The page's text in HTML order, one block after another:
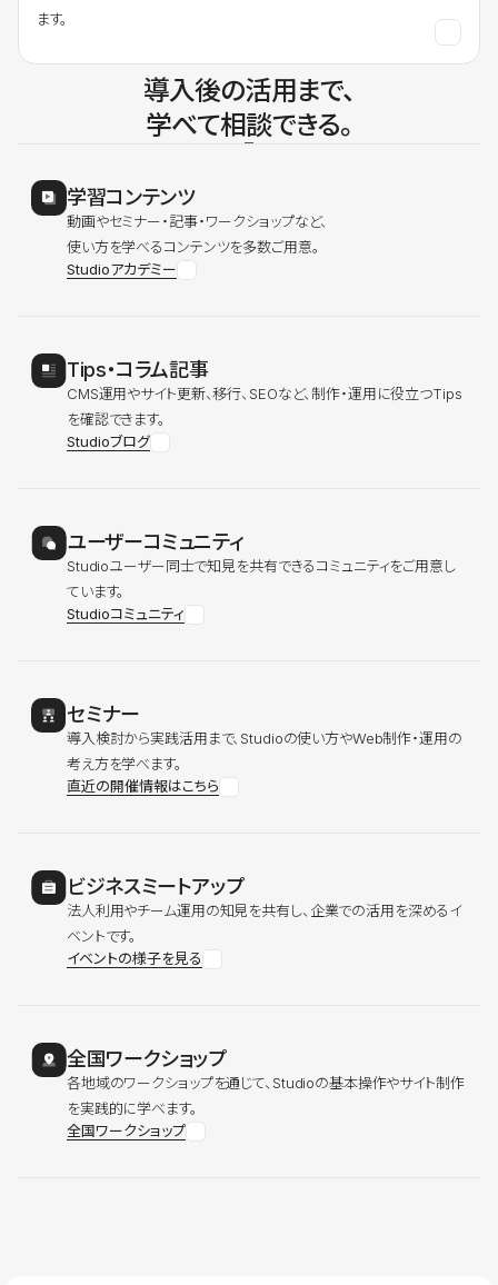
ます。
導入後の活用まで、
学べて相談できる。
学習コンテンツ
動画やセミナー・記事・ワークショップなど、
使い方を学べるコンテンツを多数ご用意。
Studioアカデミー
Tips・コラム記事
CMS運用やサイト更新、移行、SEOなど、制作・運用に役立つTips
を確認できます。
Studioブログ
ユーザーコミュニティ
Studioユーザー同士で知見を共有できるコミュニティをご用意し
ています。
Studioコミュニティ
セミナー
導入検討から実践活用まで、Studioの使い方やWeb制作・運用の
考え方を学べます。
直近の開催情報はこちら
ビジネスミートアップ
法人利用やチーム運用の知見を共有し、企業での活用を深めるイ
ベントです。
イベントの様子を見る
全国ワークショップ
各地域のワークショップを通じて、Studioの基本操作やサイト制作
を実践的に学べます。
全国ワークショップ